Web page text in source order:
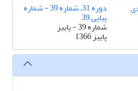
دوره 31، شماره 39 - شماره
پیاپی 39
شماره 39 - پاییز
پاییز 1366